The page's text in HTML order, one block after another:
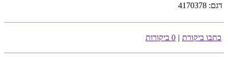
דגם: 4170378
כתבו ביקורת | 0 ביקורות